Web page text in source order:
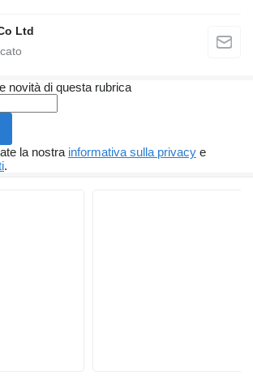
Ltd
novità di questa rubrica
la nostra informativa sulla privacy e
.